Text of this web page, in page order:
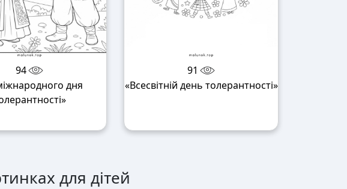
94
дня
91
«Всесвітній день толерантності»
для дітей